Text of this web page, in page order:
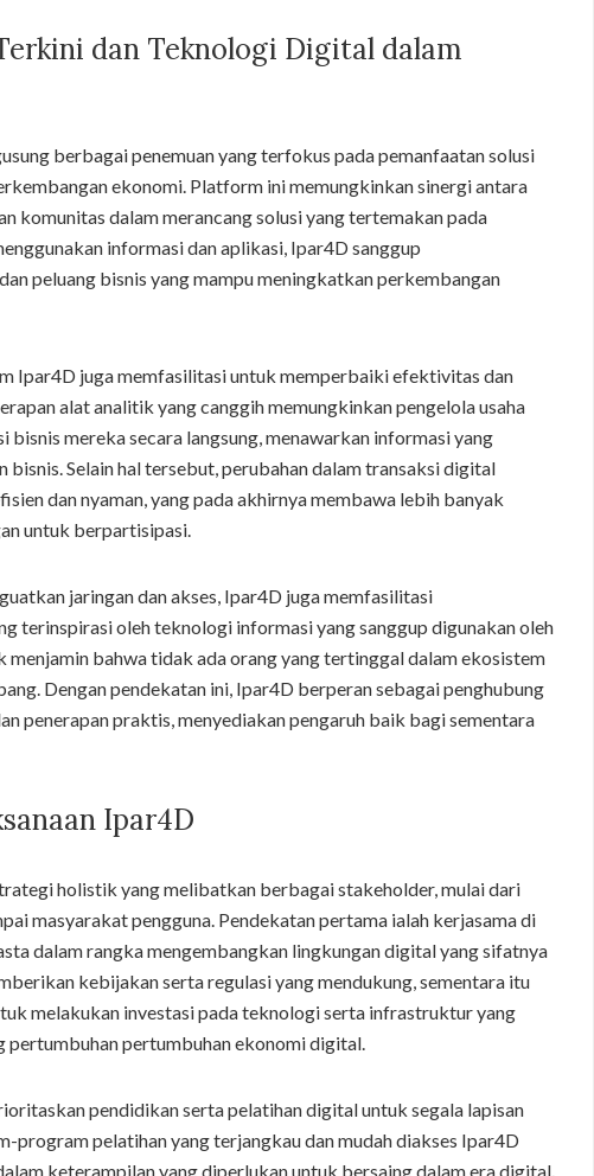
dan Teknologi Digital dalam
berbagai penemuan yang terfokus pada pemanfaatan solusi
ekonomi. Platform ini memungkinkan sinergi antara
komunitas dalam merancang solusi yang tertemakan pada
informasi dan aplikasi, Ipar4D sanggup
peluang bisnis yang mampu meningkatkan perkembangan
Ipar4D juga memfasilitasi untuk memperbaiki efektivitas dan
alat analitik yang canggih memungkinkan pengelola usaha
bisnis mereka secara langsung, menawarkan informasi yang
bisnis. Selain hal tersebut, perubahan dalam transaksi digital
dan nyaman, yang pada akhirnya membawa lebih banyak
untuk berpartisipasi.
jaringan dan akses, Ipar4D juga memfasilitasi
terinspirasi oleh teknologi informasi yang sanggup digunakan oleh
menjamin bahwa tidak ada orang yang tertinggal dalam ekosistem
Dengan pendekatan ini, Ipar4D berperan sebagai penghubung
penerapan praktis, menyediakan pengaruh baik bagi sementara
Ipar4D
holistik yang melibatkan berbagai stakeholder, mulai dari
masyarakat pengguna. Pendekatan pertama ialah kerjasama di
dalam rangka mengembangkan lingkungan digital yang sifatnya
kebijakan serta regulasi yang mendukung, sementara itu
melakukan investasi pada teknologi serta infrastruktur yang
pertumbuhan pertumbuhan ekonomi digital.
pendidikan serta pelatihan digital untuk segala lapisan
program pelatihan yang terjangkau dan mudah diakses Ipar4D
keterampilan yang diperlukan untuk bersaing dalam era digital.